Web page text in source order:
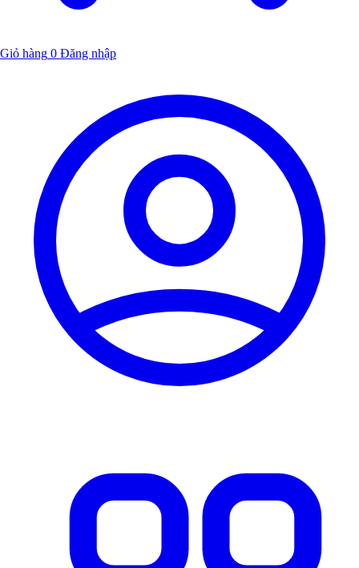
Giỏ hàng 0 Đăng nhập